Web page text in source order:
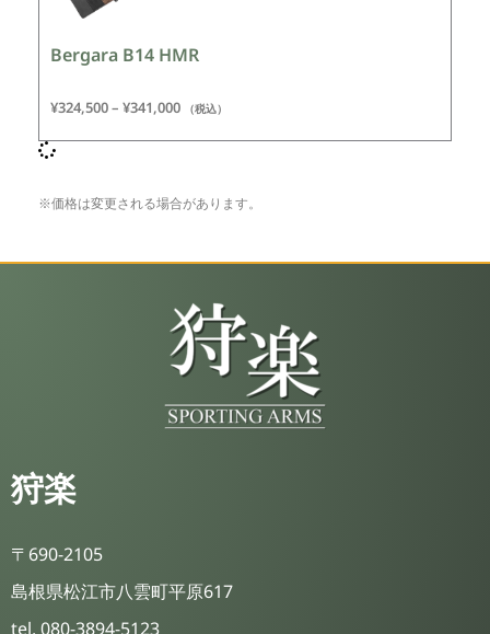
Bergara B14 HMR
¥324,500– ¥341,000 （税込）
※価格は変更される場合があります。
狩楽
〒690-2105
島根県松江市八雲町平原617
tel. 080-3894-5123